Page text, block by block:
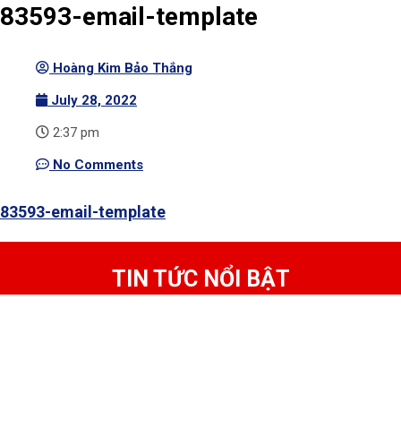
83593-email-template
Hoàng Kim Bảo Thắng
July 28, 2022
2:37 pm
No Comments
83593-email-template
TIN TỨC NỔI BẬT